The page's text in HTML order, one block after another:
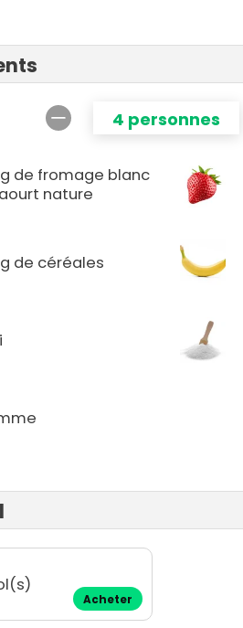
4 personnes
de fromage blanc
nature
de céréales
Acheter